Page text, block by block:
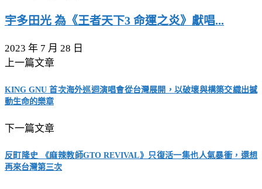
宇多田光 為《王者天下3 命運之炎》獻唱...
2023 年 7 月 28 日
上一篇文章
KING GNU 首次海外巡迴演唱會從台灣展開，以破壞與構築交織出撼
動生命的樂章
下一篇文章
反町隆史 《麻辣教師GTO REVIVAL》只復活一集也人氣暴衝，還想
再來台灣第三次